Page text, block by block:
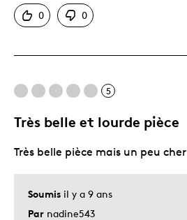
Motif attrayant
Unique en son genre
Le contre
Dispendieux
Les meilleures utilisations
COLLECTION DE TRÉS BELLES ¨PIECES
0 0
5
Très belle et lourde pièce
Soumis il y a 9 ans
Par nadine543
Très belle pièce mais un peu cher